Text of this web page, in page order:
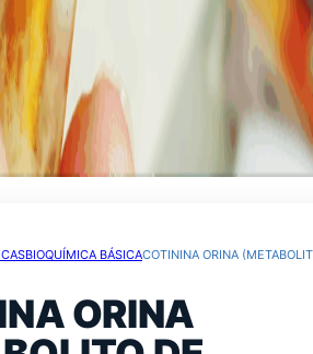
BIOQUÍMICA BÁSICACOTININA ORINA
ORINA